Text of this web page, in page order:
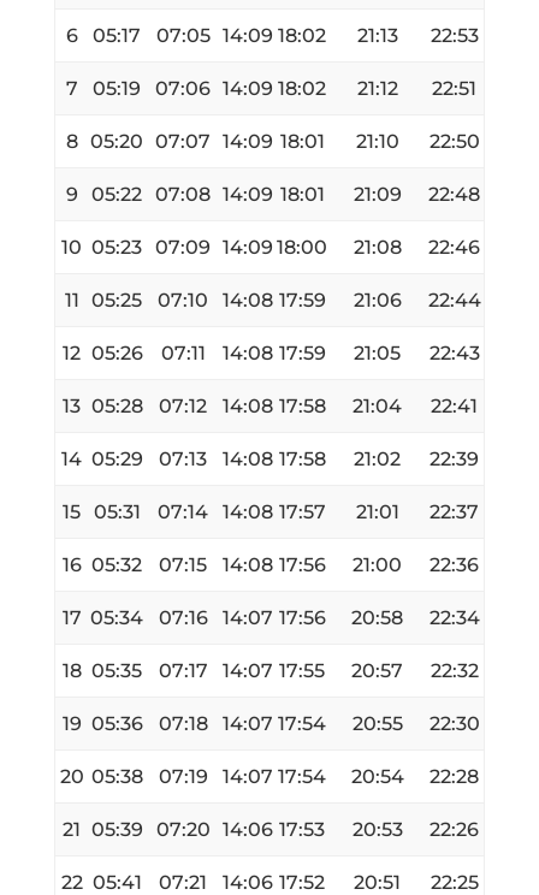
6 05:17 07:05 14:09 18:02 21:13 22:53
7 05:19 07:06 14:09 18:02 21:12 22:51
8 05:20 07:07 14:09 18:01 21:10 22:50
9 05:22 07:08 14:09 18:01 21:09 22:48
10 05:23 07:09 14:09 18:00 21:08 22:46
11 05:25 07:10 14:08 17:59 21:06 22:44
12 05:26 07:11 14:08 17:59 21:05 22:43
13 05:28 07:12 14:08 17:58 21:04 22:41
14 05:29 07:13 14:08 17:58 21:02 22:39
15 05:31 07:14 14:08 17:57 21:01 22:37
16 05:32 07:15 14:08 17:56 21:00 22:36
17 05:34 07:16 14:07 17:56 20:58 22:34
18 05:35 07:17 14:07 17:55 20:57 22:32
19 05:36 07:18 14:07 17:54 20:55 22:30
20 05:38 07:19 14:07 17:54 20:54 22:28
21 05:39 07:20 14:06 17:53 20:53 22:26
22 05:41 07:21 14:06 17:52 20:51 22:25